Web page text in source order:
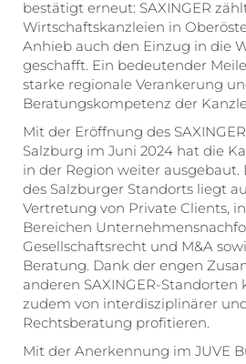
bestätigt erneut: SAXINGER
Wirtschaftskanzleien in
Anhieb auch den Einzug in die
geschafft. Ein bedeutender
starke regionale Verankerung
Beratungskompetenz der
Mit der Eröffnung des
Salzburg im Juni 2024 hat die
in der Region weiter ausgebaut.
des Salzburger Standorts liegt
Vertretung von Private Clients,
Bereichen
Gesellschaftsrecht und M&A
Beratung. Dank der engen
anderen SAXINGER-
zudem von interdisziplinärer
Rechtsberatung profitieren.
Mit der Anerkennung im JUVE